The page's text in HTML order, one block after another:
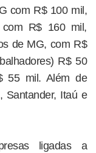
com R$ 100 mil,
com R$ 160 mil,
de MG, com R$
R$ 50
55 mil. Além de
Santander, Itaú e
ligadas a